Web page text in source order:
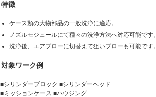
特徴
ケース類の大物部品の一般洗浄に適応。
ノズルモジュールにて種々の洗浄方法へ対応可能です。
洗浄後、エアブローに切替えて狙いブローも可能です。
対象ワーク例
■シリンダーブロック ■シリンダーヘッド
■ミッションケース ■ハウジング